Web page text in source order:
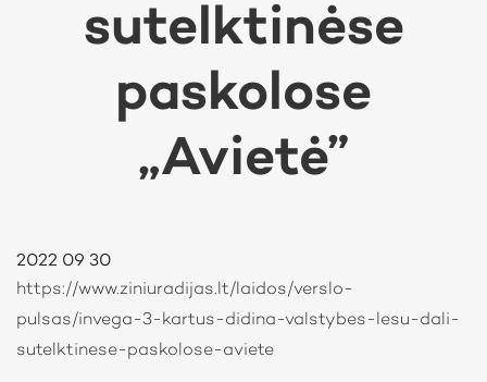
sutelktinėse
paskolose
„Avietė”
2022 09 30
https://www.ziniuradijas.lt/laidos/verslo-
pulsas/invega-3-kartus-didina-valstybes-lesu-dali-
sutelktinese-paskolose-aviete